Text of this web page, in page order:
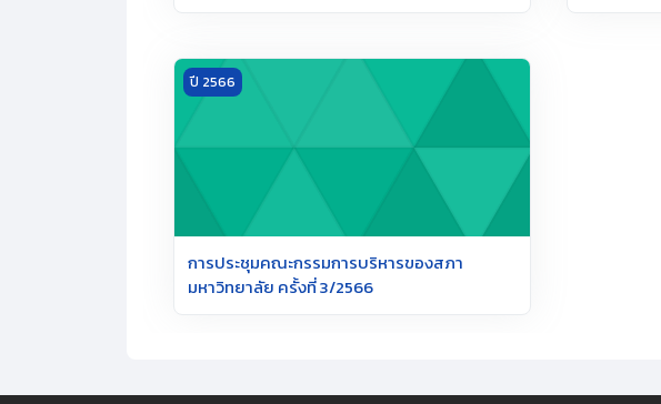
Meeting image การประชุมคณะกรรมการบริหารของสภามหาวิทยาลัย
ปี 2566
การประชุมคณะกรรมการบริหารของสภา
มหาวิทยาลัย ครั้งที่ 3/2566